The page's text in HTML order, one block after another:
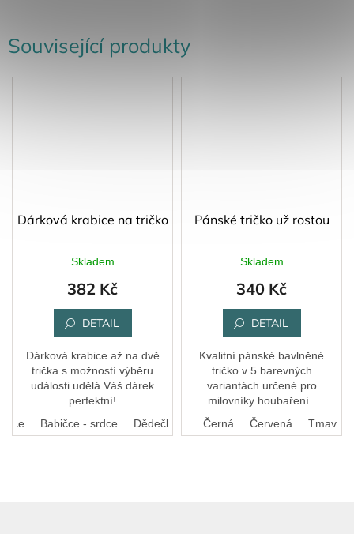
Související produkty
Dárková krabice na tričko
Skladem
382 Kč
DETAIL
Dárková krabice až na dvě
trička s možností výběru
události udělá Váš dárek
perfektní!
Babičce - srdce Dědečkovi - srdce Vzor z trička
Pánské tričko už rostou
Skladem
340 Kč
DETAIL
Kvalitní pánské bavlněné
tričko v 5 barevných
variantách určené pro
milovníky houbaření.
Bílá
Královská modrá Černá Červená Tmavě